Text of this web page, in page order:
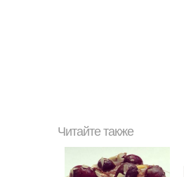
Читайте также